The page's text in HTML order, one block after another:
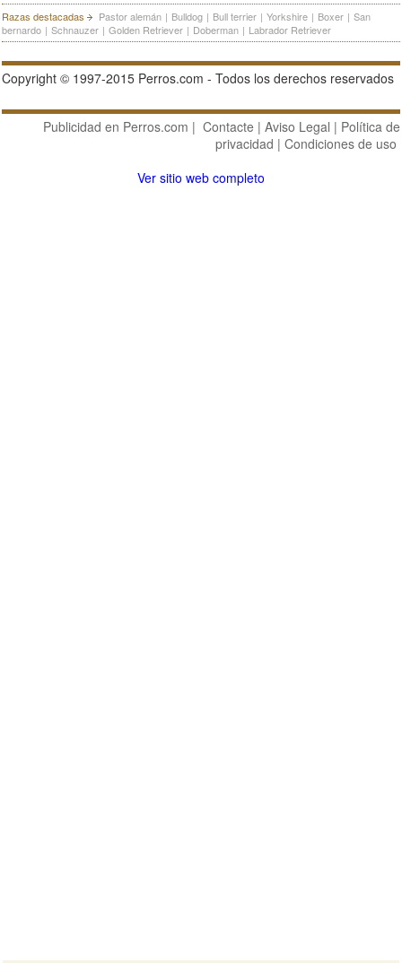
Razas destacadas
Pastor alemán | Bulldog | Bull terrier | Yorkshire | Boxer | San
bernardo | Schnauzer | Golden Retriever | Doberman | Labrador Retriever
Copyright © 1997-2015 Perros.com - Todos los derechos reservados
Publicidad en Perros.com | Contacte | Aviso Legal | Política de
privacidad | Condiciones de uso
Ver sitio web completo